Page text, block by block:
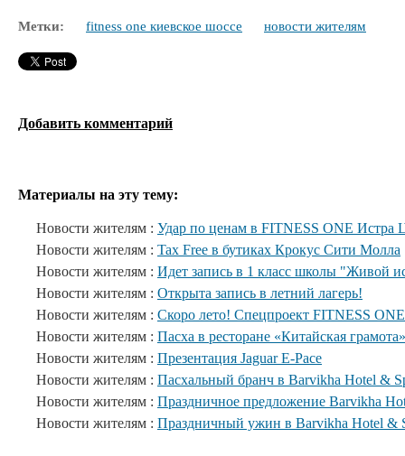
Метки: fitness onе киевское шоссе новости жителям
Добавить комментарий
Материалы на эту тему:
Новости жителям : Удар по ценам в FITNESS ONE Истра
Новости жителям : Tax Free в бутиках Крокус Сити Молла
Новости жителям : Идет запись в 1 класс школы "Живой
Новости жителям : Открыта запись в летний лагерь!
Новости жителям : Скоро лето! Спецпроект FITNESS ONE
Новости жителям : Пасха в ресторане «Китайская грамота»
Новости жителям : Презентация Jaguar E-Pace
Новости жителям : Пасхальный бранч в Barvikha Hotel &
Новости жителям : Праздничное предложение Barvikha
Новости жителям : Праздничный ужин в Barvikha Hotel &